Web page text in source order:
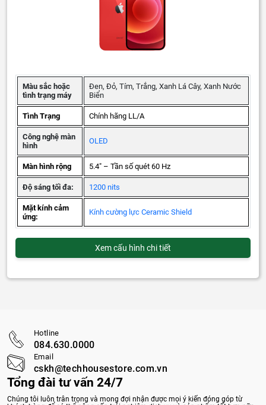
Màu sắc hoặc
tình trạng máy
Đen, Đỏ, Tím, Trắng, Xanh Lá Cây, Xanh Nước
Biển
Tình Trạng Chính hãng LL/A
Công nghệ màn
hình
OLED
Màn hình rộng 5.4" – Tần số quét 60 Hz
Độ sáng tối đa: 1200 nits
Mặt kính cảm
ứng:
Kính cường lực Ceramic Shield
Xem cấu hình chi tiết
Tổng đài tư vấn 24/7
Chúng tôi luôn trân trọng và mong đợi nhận được mọi ý kiến đóng góp từ
Hotline
084.630.0000
Email
cskh@techhousestore.com.vn